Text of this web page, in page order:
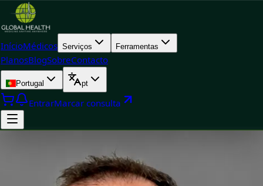
InícioMédicos Serviços Ferramentas
PlanosBlogSobreContacto
Portugal pt
EntrarMarcar consulta
Doctor